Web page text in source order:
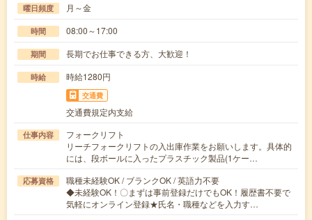
曜日頻度 月～金
時間 08:00～17:00
期間 長期でお仕事できる方、大歓迎！
時給 時給1280円
交通費
交通費規定内支給
仕事内容
フォークリフト
リーチフォークリフトの入出庫作業をお願いします。具体的
には、段ボールに入ったプラスチック製品(1ケー…
応募資格
職種未経験OK / ブランクOK / 英語力不要
◆未経験OK！〇まずは事前登録だけでもOK！履歴書不要で
気軽にオンライン登録★氏名・職種などを入力す…